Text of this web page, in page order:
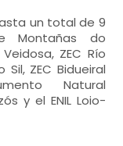
un total de 9
Montañas do
ZEC Río
ZEC Bidueiral
Natural
y el ENIL Loio-